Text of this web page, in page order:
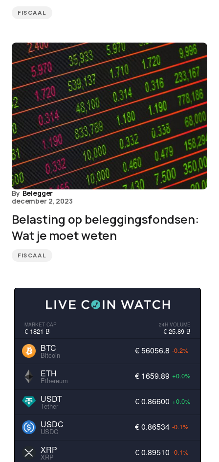
FISCAAL
By Belegger
december 2, 2023
Belasting op beleggingsfondsen:
Wat je moet weten
FISCAAL
MARKET CAP
€ 1821 B
24H VOLUME
€ 25.89 B
BTC
Bitcoin € 56056.8 -0.2%
ETH
Ethereum € 1659.89 +0.0%
USDT
Tether € 0.86600 +0.0%
USDC
USDC € 0.86534 -0.1%
XRP
XRP € 0.89510 -0.1%